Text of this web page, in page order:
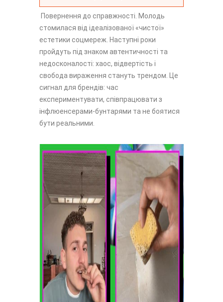
Повернення до справжності. Молодь
стомилася від ідеалізованої «чистої»
естетики соцмереж. Наступні роки
пройдуть під знаком автентичності та
недосконалості: хаос, відвертість і
свобода вираження стануть трендом. Це
сигнал для брендів: час
експериментувати, співпрацювати з
інфлюенсерами-бунтарями та не боятися
бути реальними.